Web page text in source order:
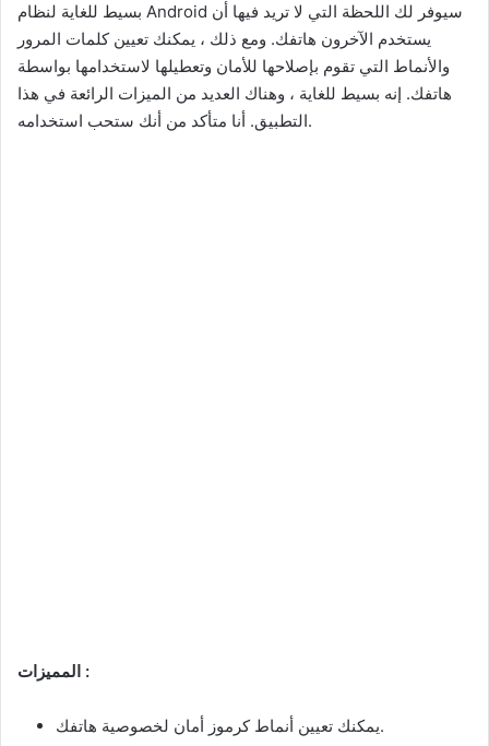
بسيط للغاية لنظام Android سيوفر لك اللحظة التي لا تريد فيها أن
يستخدم الآخرون هاتفك. ومع ذلك ، يمكنك تعيين كلمات المرور
والأنماط التي تقوم بإصلاحها للأمان وتعطيلها لاستخدامها بواسطة
هاتفك. إنه بسيط للغاية ، وهناك العديد من الميزات الرائعة في هذا
التطبيق. أنا متأكد من أنك ستحب استخدامه.
المميزات :
يمكنك تعيين أنماط كرموز أمان لخصوصية هاتفك.